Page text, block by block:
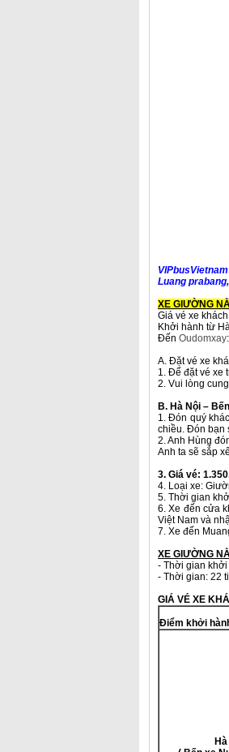
Luang
XE GIƯỜNG
Giá vé xe
Khởi hành từ
Đến Oudomxay
A. Đặt vé xe
1. Để đặt vé xe
2. Vui lòng
B. Hà Nội –
1. Đón quý
chiều. Đón bạn
2. Anh Hùng
Anh ta sẽ sắp
3. Giá vé:
4. Loại xe:
5. Thời gian
6. Xe đến cửa
Việt Nam và
7. Xe đến
XE GIƯỜNG
- Thời gian
- Thời gian: 22
GIÁ VÉ XE
Điểm khởi